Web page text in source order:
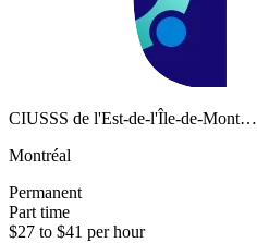
CIUSSS de l'Est-de-l'Île-de-Mont…
Montréal
Permanent
Part time
$27 to $41 per hour